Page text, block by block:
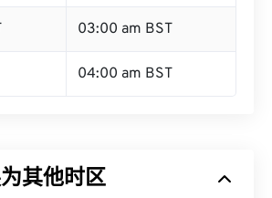
03:00 am BST
04:00 am BST
其他时区